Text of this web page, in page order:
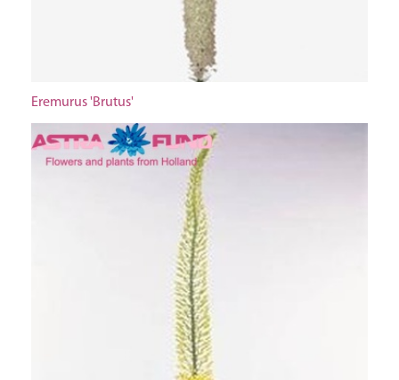
Eremurus 'Brutus'